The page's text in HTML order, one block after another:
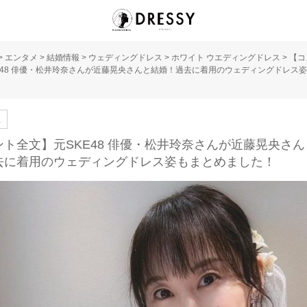
エンタメ > 結婚情報 > ウェディングドレス > ホワイト ウエディングドレス >
【
俳優・松井玲奈さんが近藤晃央さんと結婚！過去に着用のウェディングドレス
ト全文】元SKE48 俳優・松井玲奈さんが近藤晃央さ
着用のウェディングドレス姿もまとめました！